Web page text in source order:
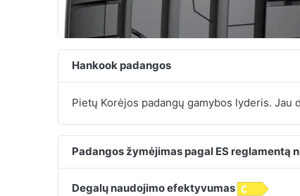
Hankook padangos
Pietų Korėjos padangų gamybos lyderis.
Padangos žymėjimas pagal ES reglamentą
Degalų naudojimo efektyvumas